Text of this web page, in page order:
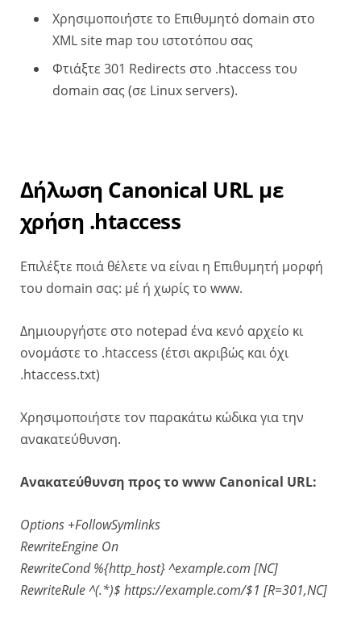
Χρησιμοποιήστε το Επιθυμητό domain στο
XML site map του ιστοτόπου σας
Φτιάξτε 301 Redirects στο .htaccess του
domain σας (σε Linux servers).
Δήλωση Canonical URL με
χρήση .htaccess
Επιλέξτε ποιά θέλετε να είναι η Επιθυμητή μορφή
του domain σας: μέ ή χωρίς το www.
Δημιουργήστε στο notepad ένα κενό αρχείο κι
ονομάστε το .htaccess (έτσι ακριβώς και όχι
.htaccess.txt)
Χρησιμοποιήστε τον παρακάτω κώδικα για την
ανακατεύθυνση.
Ανακατεύθυνση προς το www Canonical URL:
Options +FollowSymlinks
RewriteEngine On
RewriteCond %{http_host} ^example.com [NC]
RewriteRule ^(.*)$ https://example.com/$1 [R=301,NC]